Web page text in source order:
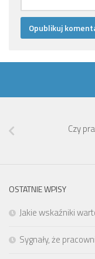
Czy
OSTATNIE WPISY
Jakie wskaźniki
Sygnały, że